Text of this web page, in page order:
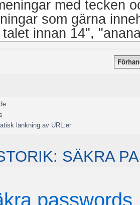
länkning av URL:er
SÄKRA
passwords